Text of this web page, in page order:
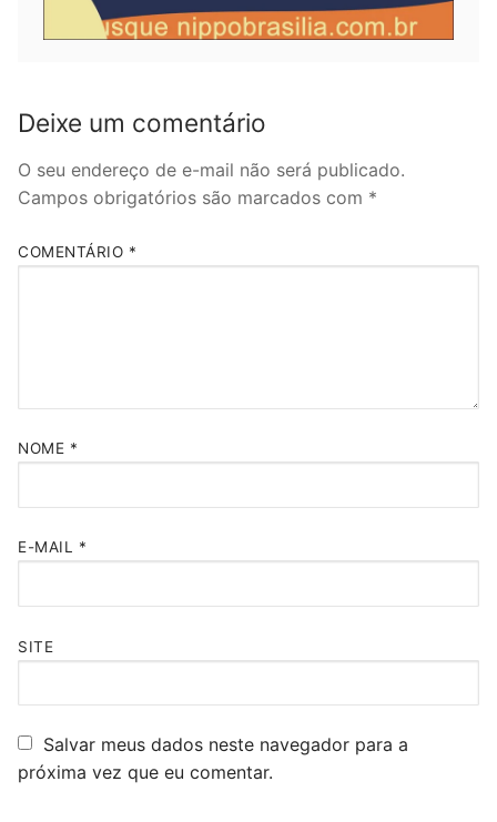
Deixe um comentário
O seu endereço de e-mail não será publicado.
Campos obrigatórios são marcados com *
COMENTÁRIO *
NOME *
E-MAIL *
SITE
Salvar meus dados neste navegador para a
próxima vez que eu comentar.